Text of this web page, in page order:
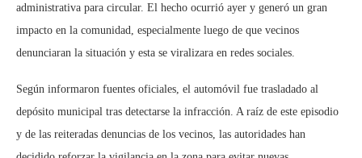
administrativa para circular. El hecho ocurrió ayer y generó un gran
impacto en la comunidad, especialmente luego de que vecinos
denunciaran la situación y esta se viralizara en redes sociales.
Según informaron fuentes oficiales, el automóvil fue trasladado al
depósito municipal tras detectarse la infracción. A raíz de este episodio
y de las reiteradas denuncias de los vecinos, las autoridades han